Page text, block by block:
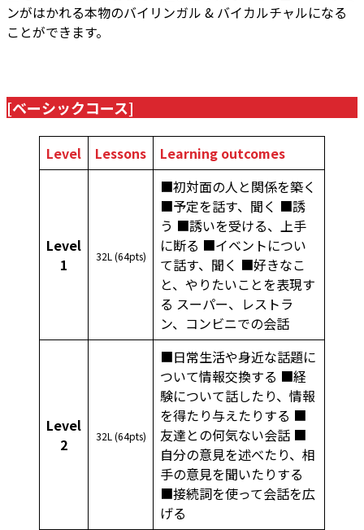
ンがはかれる本物のバイリンガル & バイカルチャルになる
ことができます。
[ベーシックコース]
Level Lessons Learning outcomes
Level
1
32L (64pts)
■初対面の人と関係を築く
■予定を話す、聞く ■誘
う ■誘いを受ける、上手
に断る ■イベントについ
て話す、聞く ■好きなこ
と、やりたいことを表現す
る スーパー、レストラ
ン、コンビニでの会話
Level
2
32L (64pts)
■日常生活や身近な話題に
ついて情報交換する ■経
験について話したり、情報
を得たり与えたりする ■
友達との何気ない会話 ■
自分の意見を述べたり、相
手の意見を聞いたりする
■接続詞を使って会話を広
げる